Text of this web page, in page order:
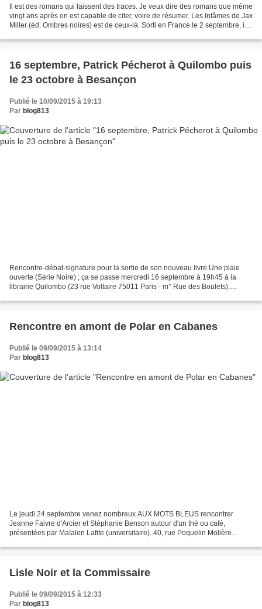
Il est des romans qui laissent des traces. Je veux dire des romans que même
vingt ans après on est capable de citer, voire de résumer. Les Infâmes de Jax
Miller (éd. Ombres noires) est de ceux-là. Sorti en France le 2 septembre, il a
16 septembre, Patrick Pécherot à Quilombo puis
le 23 octobre à Besançon
Publié le 10/09/2015 à 19:13
Par blog813
Rencontre-débat-signature pour la sortie de son nouveau livre Une plaie
ouverte (Série Noire) ; ça se passe mercredi 16 septembre à 19h45 à la
librairie Quilombo (23 rue Voltaire 75011 Paris - m° Rue des Boulets).
Rencontre en amont de Polar en Cabanes
Publié le 09/09/2015 à 13:14
Par blog813
Le jeudi 24 septembre venez nombreux AUX MOTS BLEUS rencontrer
Jeanne Faivre d'Arcier et Stéphanie Benson autour d'un thé ou café,
présentées par Maïalen Lafite (universitaire). 40, rue Poquelin Molière
Lisle Noir et la Commissaire
Publié le 09/09/2015 à 12:33
Par blog813